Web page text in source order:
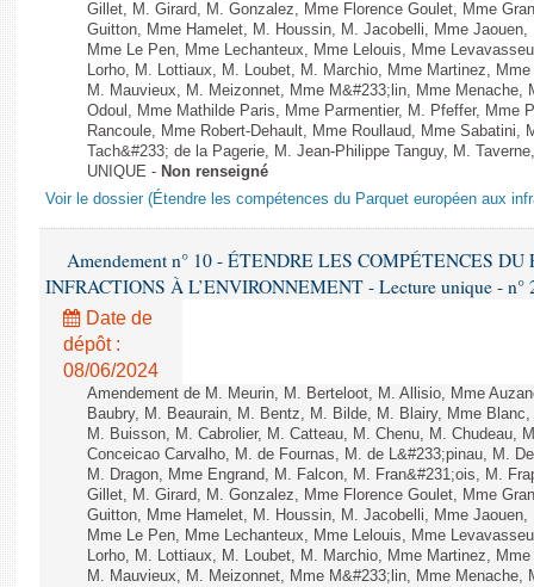
Gillet, M. Girard, M. Gonzalez, Mme Florence Goulet, Mme
Guitton, Mme Hamelet, M. Houssin, M. Jacobelli, Mme
Mme Le Pen, Mme Lechanteux, Mme Lelouis, Mme
Lorho, M. Lottiaux, M. Loubet, M. Marchio, Mme Martinez,
M. Mauvieux, M. Meizonnet, Mme M&#233;lin, Mme Menache,
Odoul, Mme Mathilde Paris, Mme Parmentier, M. Pfeffer, Mme
Rancoule, Mme Robert-Dehault, Mme Roullaud, Mme
Tach&#233; de la Pagerie, M. Jean-Philippe Tanguy, M.
UNIQUE - Non renseigné
Voir le dossier (Étendre les compétences du Parquet européen aux
Amendement n° 10 - ÉTENDRE LES COMPÉTENCES
INFRACTIONS À L’ENVIRONNEMENT - Lecture unique - n°
Date de
dépôt :
08/06/2024
Amendement de M. Meurin, M. Berteloot, M. Allisio, Mme
Baubry, M. Beaurain, M. Bentz, M. Bilde, M. Blairy, Mme
M. Buisson, M. Cabrolier, M. Catteau, M. Chenu, M. Chudeau,
Conceicao Carvalho, M. de Fournas, M. de L&#233;pinau, M.
M. Dragon, Mme Engrand, M. Falcon, M. Fran&#231;ois, M.
Gillet, M. Girard, M. Gonzalez, Mme Florence Goulet, Mme
Guitton, Mme Hamelet, M. Houssin, M. Jacobelli, Mme
Mme Le Pen, Mme Lechanteux, Mme Lelouis, Mme
Lorho, M. Lottiaux, M. Loubet, M. Marchio, Mme Martinez,
M. Mauvieux, M. Meizonnet, Mme M&#233;lin, Mme Menache,